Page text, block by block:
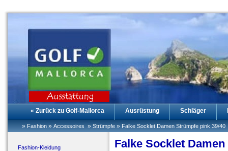
« Zurück zu Golf-Mallorca Ausrüstung Schläger
» Fashion » Accessoires » Strümpfe » Falke Socklet Damen Strümpfe pink 39/40
Fashion-Kleidung
Falke Socklet